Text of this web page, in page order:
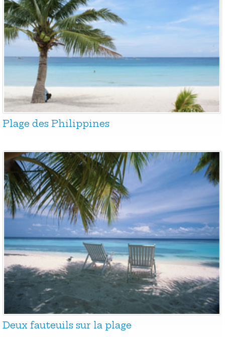
Plage des Philippines
Deux fauteuils sur la plage